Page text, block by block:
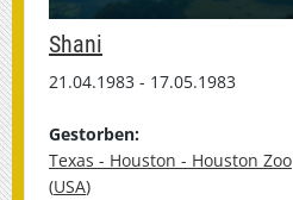
Shani
21.04.1983 - 17.05.1983
Gestorben:
Texas - Houston - Houston Zoo
(USA)